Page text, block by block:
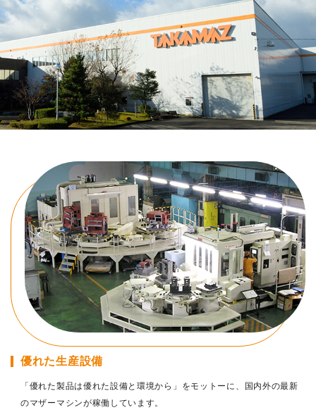
当社のセキュリティへの取り組み
プライバシーポリシー
ENGLISH
優れた生産設備
「優れた製品は優れた設備と環境から」をモットーに、国内外の最新
のマザーマシンが稼働しています。